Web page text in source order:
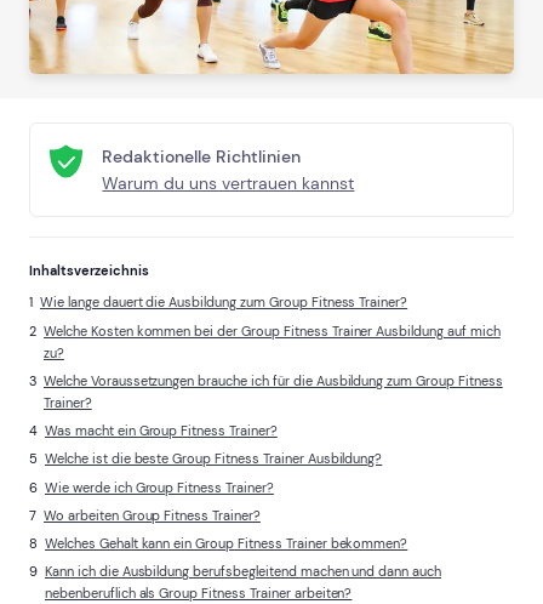
Redaktionelle Richtlinien
Warum du uns vertrauen kannst
Inhaltsverzeichnis
Wie lange dauert die Ausbildung zum Group Fitness Trainer?
Welche Kosten kommen bei der Group Fitness Trainer Ausbildung auf mich
zu?
Welche Voraussetzungen brauche ich für die Ausbildung zum Group Fitness
Trainer?
Was macht ein Group Fitness Trainer?
Welche ist die beste Group Fitness Trainer Ausbildung?
Wie werde ich Group Fitness Trainer?
Wo arbeiten Group Fitness Trainer?
Welches Gehalt kann ein Group Fitness Trainer bekommen?
Kann ich die Ausbildung berufsbegleitend machen und dann auch
nebenberuflich als Group Fitness Trainer arbeiten?